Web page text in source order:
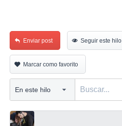
Enviar post Seguir este hilo
Marcar como favorito